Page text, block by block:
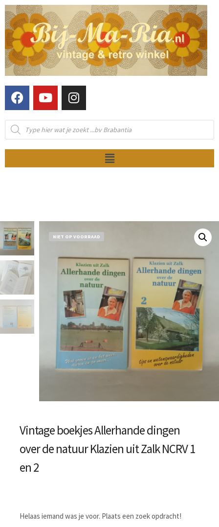
NIET OP VOORRAAD
Vintage boekjes Allerhande dingen
over de natuur Klazien uit Zalk NCRV 1
en 2
Helaas iemand was je voor. Plaats een zoek opdracht!